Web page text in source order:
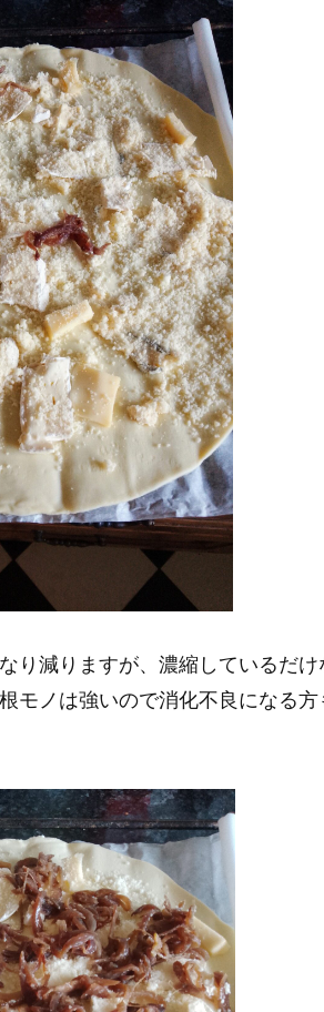
り減りますが、濃縮しているだ
モノは強いので消化不良になる